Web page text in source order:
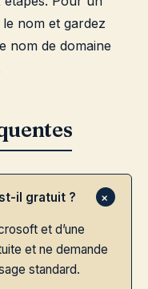
nom et gardez
nom de domaine
il gratuit ?
et d’une
et ne demande
standard.